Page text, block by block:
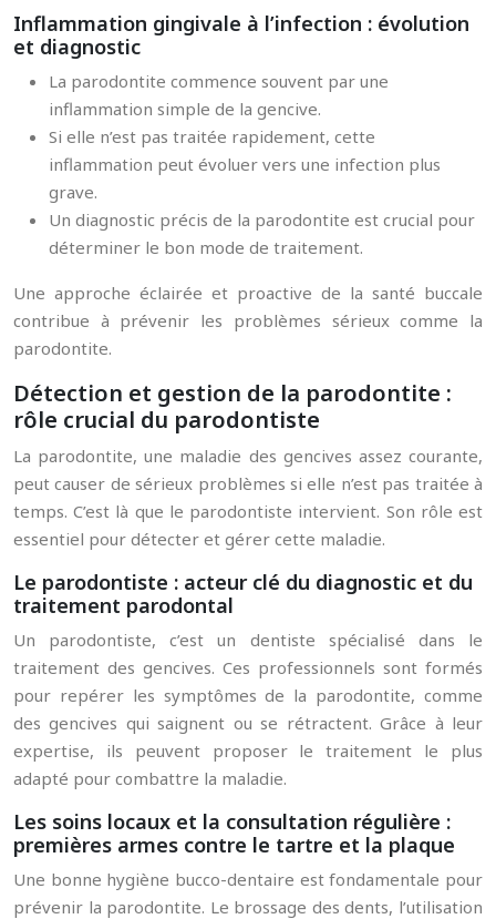
Inflammation gingivale à l’infection : évolution
et diagnostic
La parodontite commence souvent par une
inflammation simple de la gencive.
Si elle n’est pas traitée rapidement, cette
inflammation peut évoluer vers une infection plus
grave.
Un diagnostic précis de la parodontite est crucial pour
déterminer le bon mode de traitement.
Une approche éclairée et proactive de la santé buccale
contribue à prévenir les problèmes sérieux comme la
parodontite.
Détection et gestion de la parodontite :
rôle crucial du parodontiste
La parodontite, une maladie des gencives assez courante,
peut causer de sérieux problèmes si elle n’est pas traitée à
temps. C’est là que le parodontiste intervient. Son rôle est
essentiel pour détecter et gérer cette maladie.
Le parodontiste : acteur clé du diagnostic et du
traitement parodontal
Un parodontiste, c’est un dentiste spécialisé dans le
traitement des gencives. Ces professionnels sont formés
pour repérer les symptômes de la parodontite, comme
des gencives qui saignent ou se rétractent. Grâce à leur
expertise, ils peuvent proposer le traitement le plus
adapté pour combattre la maladie.
Les soins locaux et la consultation régulière :
premières armes contre le tartre et la plaque
Une bonne hygiène bucco-dentaire est fondamentale pour
prévenir la parodontite. Le brossage des dents, l’utilisation